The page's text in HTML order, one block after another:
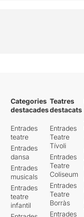
Categories
destacades
Entrades
teatre
Entrades
dansa
Entrades
musicals
Entrades
teatre
infantil
Teatres
destacats
Entrades
Teatre
Tívoli
Entrades
Teatre
Coliseum
Entrades
Teatre
Borràs
Entrades